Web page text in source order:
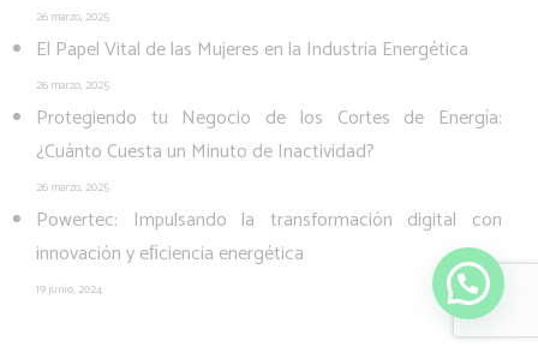
26 marzo, 2025
El Papel Vital de las Mujeres en la Industria Energética
26 marzo, 2025
Protegiendo tu Negocio de los Cortes de Energía:
¿Cuánto Cuesta un Minuto de Inactividad?
26 marzo, 2025
Powertec: Impulsando la transformación digital con
innovación y eﬁciencia energética
19 junio, 2024